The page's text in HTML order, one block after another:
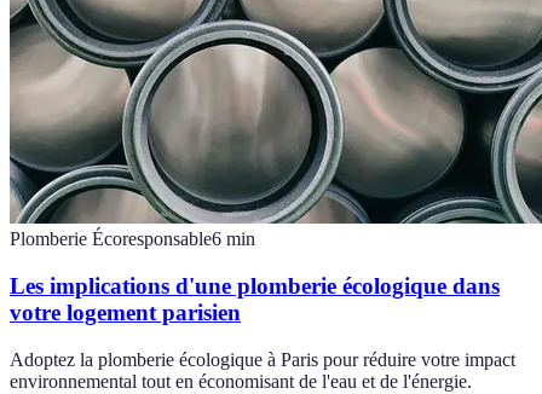
Plomberie Écoresponsable6 min
Les implications d'une plomberie écologique dans
votre logement parisien
Adoptez la plomberie écologique à Paris pour réduire votre impact
environnemental tout en économisant de l'eau et de l'énergie.